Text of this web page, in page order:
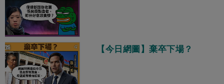
【今日網圖】棄卒下場？